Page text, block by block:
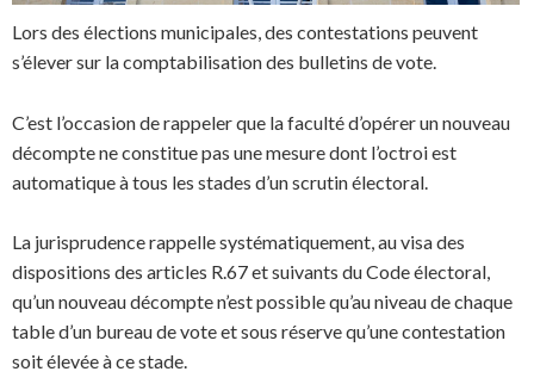
Lors des élections municipales, des contestations peuvent
s’élever sur la comptabilisation des bulletins de vote.
C’est l’occasion de rappeler que la faculté d’opérer un nouveau
décompte ne constitue pas une mesure dont l’octroi est
automatique à tous les stades d’un scrutin électoral.
La jurisprudence rappelle systématiquement, au visa des
dispositions des articles R.67 et suivants du Code électoral,
qu’un nouveau décompte n’est possible qu’au niveau de chaque
table d’un bureau de vote et sous réserve qu’une contestation
soit élevée à ce stade.